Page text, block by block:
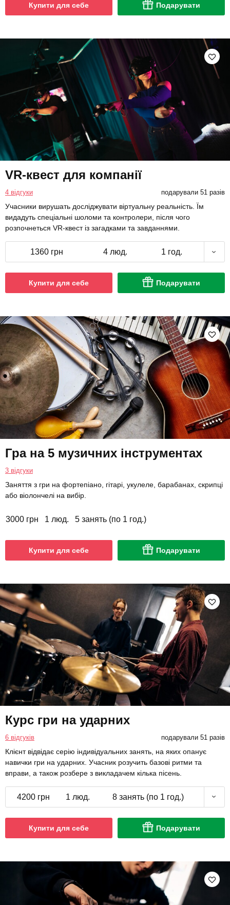
Купити для себе Подарувати
VR-квест для компанії
4 відгуки подарували 51 разів
Учасники вирушать досліджувати віртуальну реальність. Їм
видадуть спеціальні шоломи та контролери, після чого
розпочнеться VR-квест із загадками та завданнями.
1360 грн 4 люд. 1 год.
Купити для себе Подарувати
Гра на 5 музичних інструментах
3 відгуки
Заняття з гри на фортепіано, гітарі, укулеле, барабанах, скрипці
або віолончелі на вибір.
3000 грн 1 люд. 5 занять (по 1 год.)
Купити для себе Подарувати
Курс гри на ударних
6 відгуків подарували 51 разів
Клієнт відвідає серію індивідуальних занять, на яких опанує
навички гри на ударних. Учасник розучить базові ритми та
вправи, а також розбере з викладачем кілька пісень.
4200 грн 1 люд. 8 занять (по 1 год.)
Купити для себе Подарувати